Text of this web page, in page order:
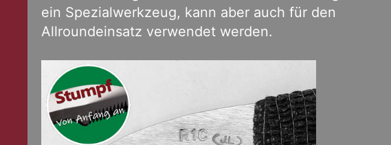
ein Spezialwerkzeug, kann aber auch für den
Allroundeinsatz verwendet werden.